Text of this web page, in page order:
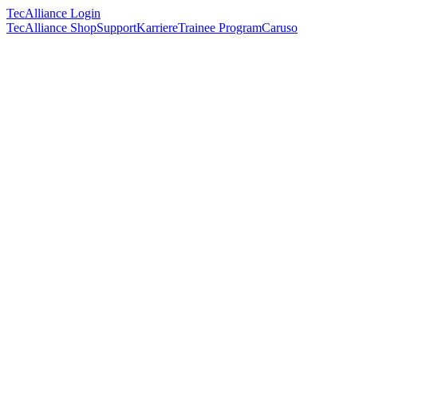
TecAlliance Login
TecAlliance ShopSupportKarriereTrainee ProgramCaruso